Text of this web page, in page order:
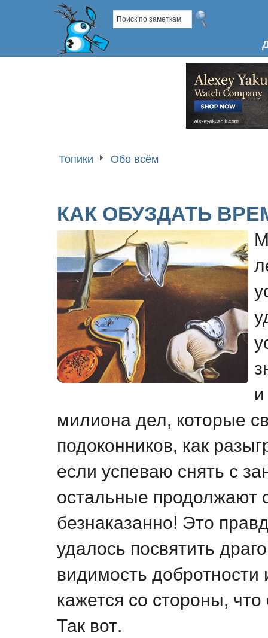
Топики Обо всём
КАК ОБУЗДАТЬ
милиона дел, которые
подоконников, как
если успеваю снять с
остальные продолжают
безнаказанно! Это
удалось посвятить
видимость
кажется со стороны,
Так вот.